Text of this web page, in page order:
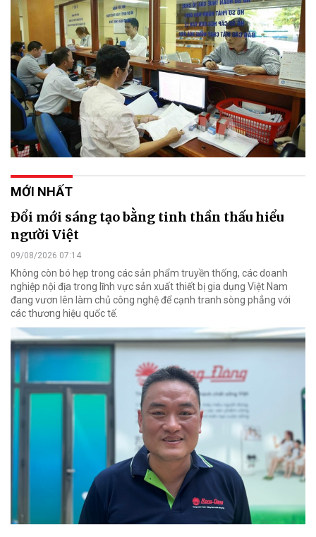
MỚI NHẤT
Đổi mới sáng tạo bằng tinh thần thấu hiểu
người Việt
09/08/2026 07:14
Không còn bó hẹp trong các sản phẩm truyền thống, các doanh
nghiệp nội địa trong lĩnh vực sản xuất thiết bị gia dụng Việt Nam
đang vươn lên làm chủ công nghệ để cạnh tranh sòng phẳng với
các thương hiệu quốc tế.